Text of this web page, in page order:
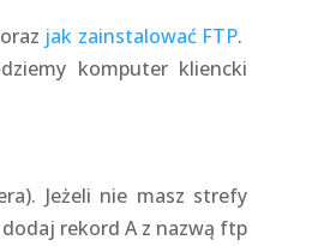
jak zainstalować FTP.
komputer kliencki
Jeżeli nie masz strefy
rekord A z nazwą ftp